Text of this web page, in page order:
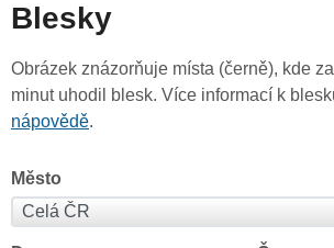
Blesky
Obrázek znázorňuje místa (černě), kde
minut uhodil blesk. Více informací k
nápovědě.
Město